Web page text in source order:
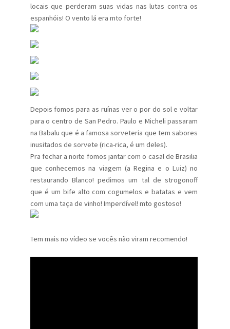
locais que perderam suas vidas nas lutas contra os
espanhóis! O vento lá era mto forte!
Depois fomos para as ruínas ver o por do sol e voltar
para o centro de San Pedro. Paulo e Micheli passaram
na Babalu que é a famosa sorveteria que tem sabores
inusitados de sorvete (rica-rica, é um deles).
Pra fechar a noite fomos jantar com o casal de Brasilia
que conhecemos na viagem (a Regina e o Luiz) no
restaurando Blanco! pedimos um tal de strogonoff
que é um bife alto com cogumelos e batatas e vem
com uma taça de vinho! Imperdível! mto gostoso!
Tem mais no vídeo se vocês não viram recomendo!